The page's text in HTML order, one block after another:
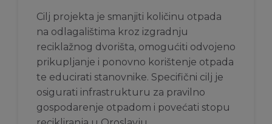
Cilj projekta je smanjiti količinu otpada
na odlagalištima kroz izgradnju
reciklažnog dvorišta, omogućiti odvojeno
prikupljanje i ponovno korištenje otpada
te educirati stanovnike. Specifični cilj je
osigurati infrastrukturu za pravilno
gospodarenje otpadom i povećati stopu